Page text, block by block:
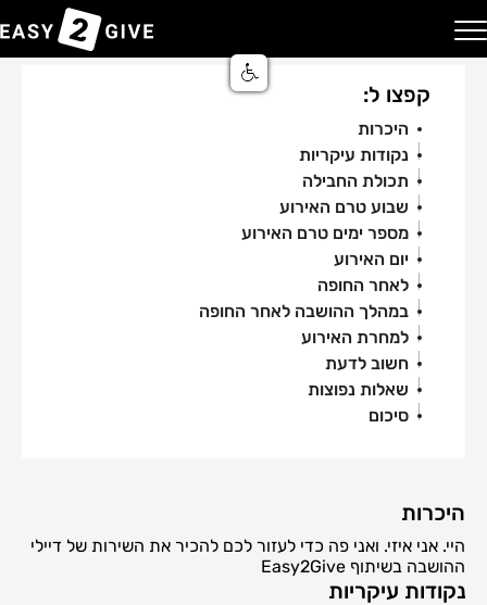
בית
השירותים שלנו
שירות הענקת מתנה באשראי
שירות אישורי הגעה
שירות הושבה באירוע
שירות מימון עבור אירוע
בלוג
מרכז סיוע ותמיכה
יצירת קשר
Easy2Give | מבצע
רכישה דיגיטלית
מערכת אישורי הגעה
אודות השירות: דיילי הושבה
קפצו ל:
היכרות
נקודות עיקריות
תכולת החבילה
שבוע טרם האירוע
מספר ימים טרם האירוע
יום האירוע
לאחר החופה
במהלך ההושבה לאחר החופה
למחרת האירוע
חשוב לדעת
שאלות נפוצות
סיכום
היכרות
היי. אני איזי. ואני פה כדי לעזור לכם להכיר את השירות של דיילי
ההושבה בשיתוף Easy2Give
נקודות עיקריות